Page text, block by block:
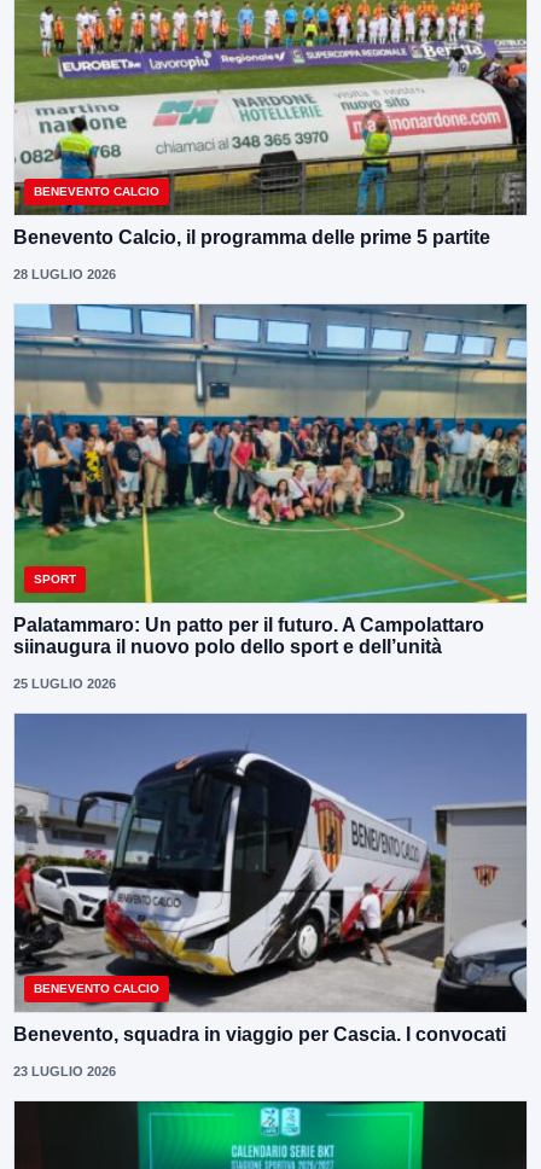
BENEVENTO CALCIO
Benevento Calcio, il programma delle prime 5 partite
28 LUGLIO 2026
SPORT
Palatammaro: Un patto per il futuro. A Campolattaro
siinaugura il nuovo polo dello sport e dell’unità
25 LUGLIO 2026
BENEVENTO CALCIO
Benevento, squadra in viaggio per Cascia. I convocati
23 LUGLIO 2026